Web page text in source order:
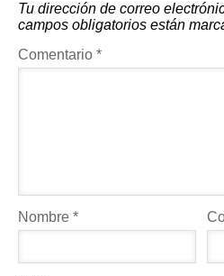
Tu dirección de correo
campos obligatorios están
Comentario *
Nombre *